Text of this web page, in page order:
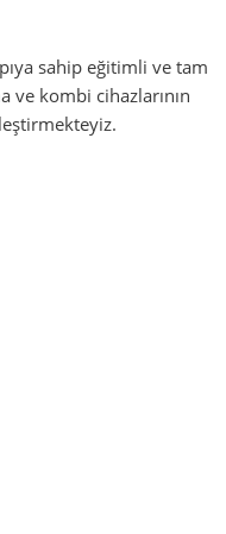
sahip eğitimli ve tam
ve kombi cihazlarının